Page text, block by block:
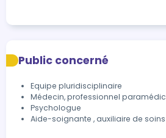
Public concerné
Equipe pluridisciplinaire
Médecin, professionnel
Psychologue
Aide-soignante , auxiliaire de soins